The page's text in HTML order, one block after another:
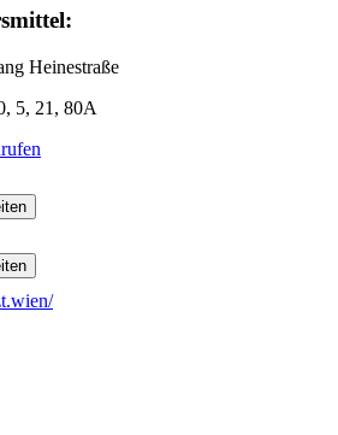
Heinestraße
5, 21, 80A